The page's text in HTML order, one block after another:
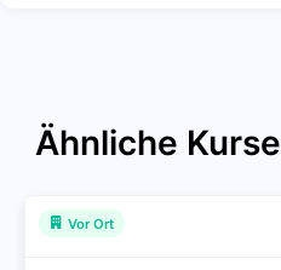
Ähnliche Kurse
Vor Ort